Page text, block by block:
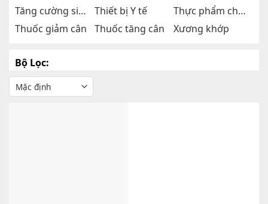
Tăng cường sinh lý
Thiết bị Y tế
Thực phẩm chức năng
Thuốc giảm cân
Thuốc tăng cân Xương khớp
Bộ Lọc: